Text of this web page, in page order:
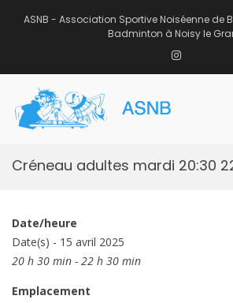
ASNB - Association Sportive Noiséenne
Badminton à Noisy le
Instagram
Créneau adultes mardi 20:30
Date/heure
Date(s) - 15 avril 2025
20 h 30 min - 22 h 30 min
Emplacement